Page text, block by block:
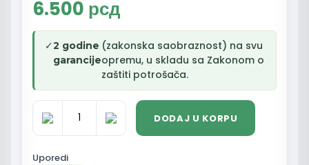
6.500 рсд
✓2 godine
garancije
(zakonska saobraznost) na svu
opremu, u skladu sa Zakonom o
zaštiti potrošača.
UTP
predajnik
DS-
DODAJ U KORPU
Uporedi